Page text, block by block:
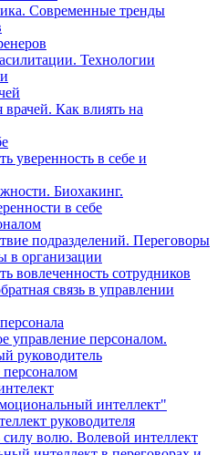
Современные тренды
Технологии
врачей. Как влиять на
уверенность в себе и
Биохакинг.
в себе
подразделений. Переговоры
в организации
вовлеченность сотрудников
связь в управлении
управление персоналом.
руководитель
интеллект"
руководителя
силу волю. Волевой интеллект